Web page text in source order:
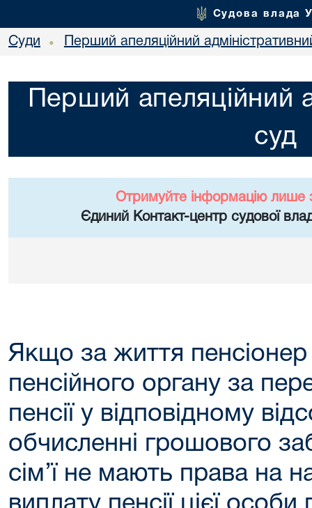
Судова влада
Суди • Перший апеляційний
Перший апеляційний
суд
Отримуйте інформацію лише
Єдиний Контакт-центр судової
Якщо за життя пенсіонер
пенсійного органу за
пенсії у відповідному
обчисленні грошового
сім’ї не мають права на